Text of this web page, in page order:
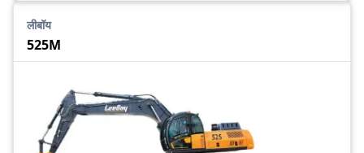
लीबॉय
525M